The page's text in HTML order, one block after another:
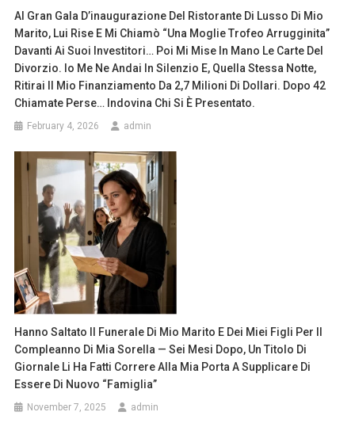
Al Gran Gala D’inaugurazione Del Ristorante Di Lusso Di Mio
Marito, Lui Rise E Mi Chiamò “una Moglie Trofeo Arrugginita”
Davanti Ai Suoi Investitori… Poi Mi Mise In Mano Le Carte Del
Divorzio. Io Me Ne Andai In Silenzio E, Quella Stessa Notte,
Ritirai Il Mio Finanziamento Da 2,7 Milioni Di Dollari. Dopo 42
Chiamate Perse… Indovina Chi Si È Presentato.
February 4, 2026 admin
Hanno Saltato Il Funerale Di Mio Marito E Dei Miei Figli Per Il
Compleanno Di Mia Sorella — Sei Mesi Dopo, Un Titolo Di
Giornale Li Ha Fatti Correre Alla Mia Porta A Supplicare Di
Essere Di Nuovo “famiglia”
November 7, 2025 admin